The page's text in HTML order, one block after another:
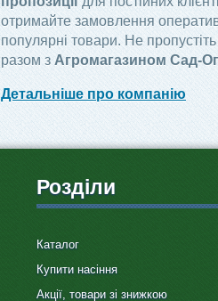
отримайте замовлення
популярні товари. Не
разом зАгромагазином Сад-
Детальніше про компанію
Розділи
Каталог
Купити насіння
Акції, товари зі знижкою